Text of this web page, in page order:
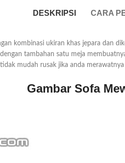
DESKRIPSI CARA
kombinasi ukiran khas jepara dan
tambahan satu meja
mudah rusak jika anda merawatnya
Gambar Sofa